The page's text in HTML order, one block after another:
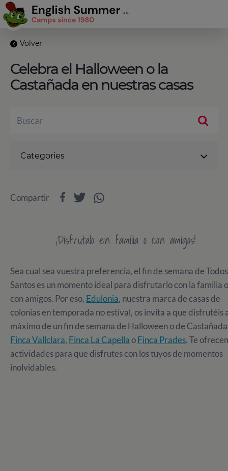
Volver
Celebra el Halloween o la
Castañada en nuestras casas
¡Disfrutalo en familia o con amigos!
Sea cual sea vuestra preferencia, el fin de semana de
Santos es un momento ideal para disfrutarlo con la familia o
con amigos. Por eso, Edulonia, nuestra marca de casas de
colonias en temporada no estival, os invita a que disfrutéis
máximo de un fin de semana de Halloween o de
Finca Vallclara, Finca La CapellaoFinca Prades. Te
actividades para que disfrutes con los tuyos de momentos
inolvidables.
Categories
Compartir